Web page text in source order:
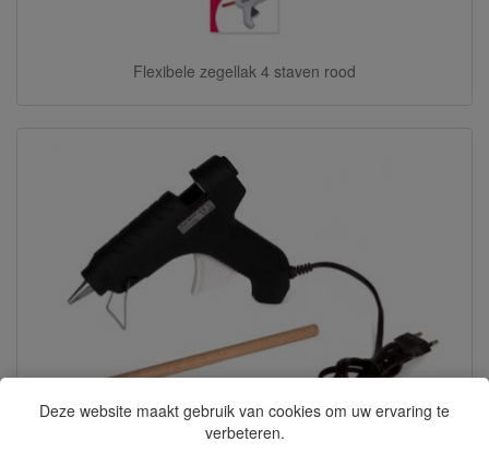
Deze website maakt gebruik van cookies om uw ervaring te
verbeteren.
Flexibele zegellak 4 staven rood